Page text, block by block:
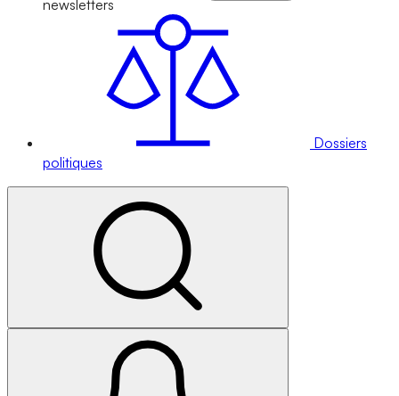
newsletters
Dossiers
politiques